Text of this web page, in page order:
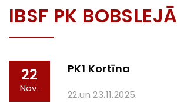
IBSF PK BOBSLEJĀ
22
Nov.
PK1 Kortīna
22.un 23.11.2025.